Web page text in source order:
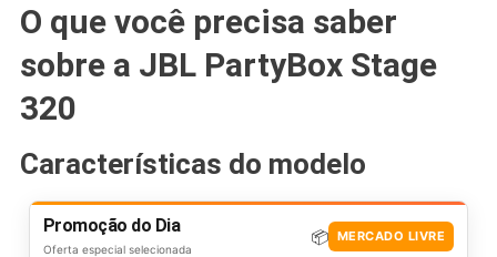
O que você precisa saber
sobre a JBL PartyBox Stage
320
Características do modelo
Promoção do Dia
Oferta especial selecionada
📦 MERCADO LIVRE